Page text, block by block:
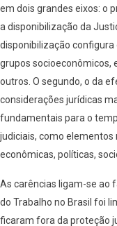
em dois grandes eixos: o
a disponibilização da
disponibilização configura
grupos socioeconômicos,
outros. O segundo, o da
considerações jurídicas
fundamentais para o
judiciais, como
econômicas, políticas,
As carências ligam-se ao
do Trabalho no Brasil foi
ficaram fora da proteção